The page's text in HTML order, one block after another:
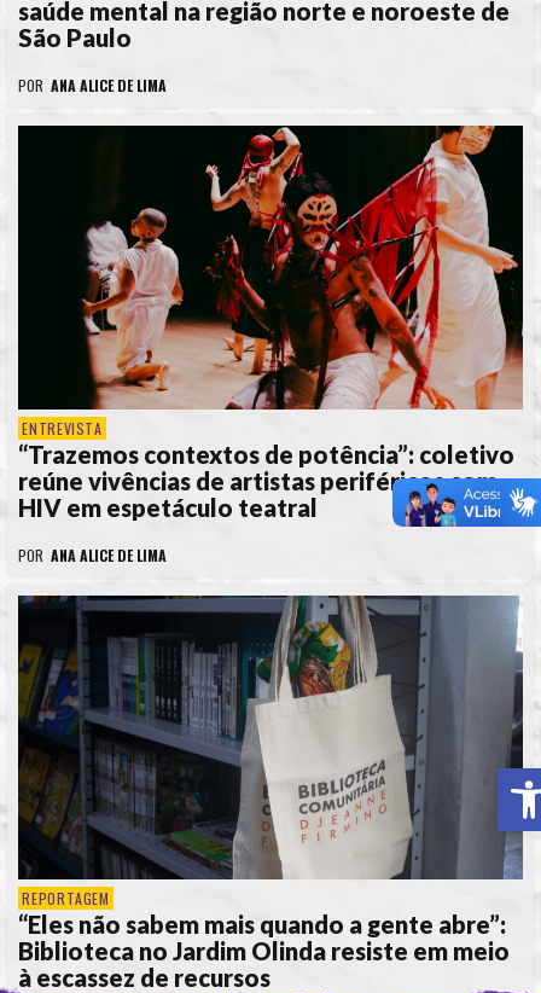
saúde mental na região norte e noroeste de
São Paulo
POR ANA ALICE DE LIMA
ENTREVISTA
“Trazemos contextos de potência”: coletivo
reúne vivências de artistas periféricos com
HIV em espetáculo teatral
POR ANA ALICE DE LIMA
REPORTAGEM
“Eles não sabem mais quando a gente abre”:
Biblioteca no Jardim Olinda resiste em meio
à escassez de recursos